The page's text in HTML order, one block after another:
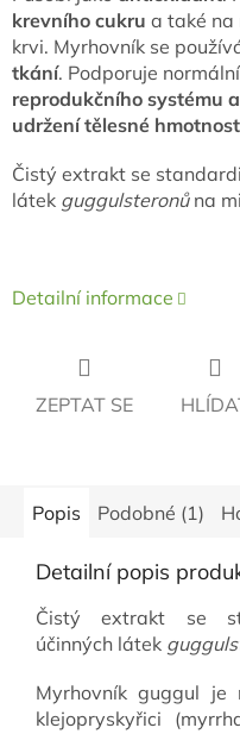
krevního cukru a také na
krvi. Myrhovník se
tkání. Podporuje normální
reprodukčního systému
udržení tělesné
Čistý extrakt se
látek guggulsteronůna
Detailní informace
ZEPTAT SE
Popis Podobné (1)
Detailní popis
Čistý extrakt se
účinných látek
Myrhovník guggul je
klejopryskyřici